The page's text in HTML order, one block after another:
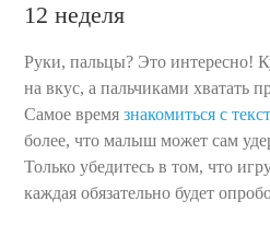
12 неделя
Руки, пальцы? Это интересно!
на вкус, а пальчиками хватать
Самое времязнакомиться с
более, что малыш может сам
Только убедитесь в том, что
каждая обязательно будет